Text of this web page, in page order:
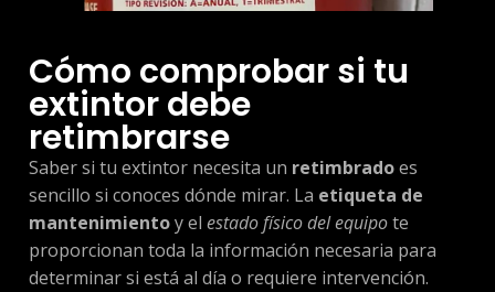
Cómo comprobar si tu
extintor debe
retimbrarse
Saber si tu extintor necesita un retimbradoes
sencillo si conoces dónde mirar. La etiqueta de
mantenimientoy el estado físico del equipote
proporcionan toda la información necesaria para
determinar si está al día o requiere intervención.